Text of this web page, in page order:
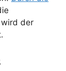
der